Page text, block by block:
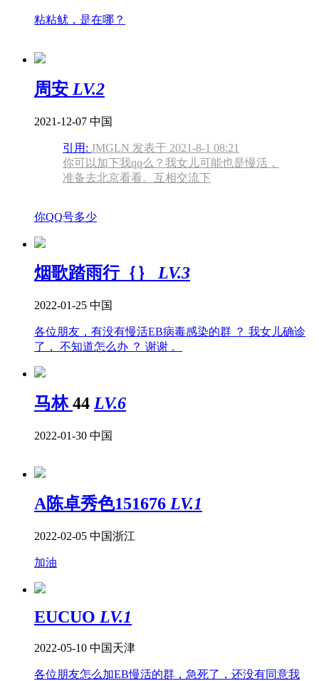
粘粘鱿，是在哪？
周安 LV.2
2021-12-07 中国
引用: JMGLN 发表于 2021-8-1 08:21
你可以加下我qq么？我女儿可能也是慢活，
准备去北京看看。互相交流下
你QQ号多少
烟歌踏雨行｛｝ LV.3
2022-01-25 中国
各位朋友，有没有慢活EB病毒感染的群 ？ 我女儿确诊
了， 不知道怎么办 ？ 谢谢 。
马林44 LV.6
2022-01-30 中国
A陈卓秀色151676 LV.1
2022-02-05 中国浙江
加油
EUCUO LV.1
2022-05-10 中国天津
各位朋友怎么加EB慢活的群，急死了，还没有同意我